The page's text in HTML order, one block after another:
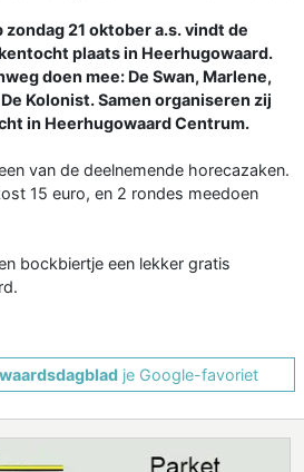
zondag 21 oktober a.s. vindt de
plaats in Heerhugowaard.
doen mee: De Swan, Marlene,
Kolonist. Samen organiseren zij
in Heerhugowaard Centrum.
van de deelnemende horecazaken.
15 euro, en 2 rondes meedoen
bockbiertje een lekker gratis
je Google-favoriet